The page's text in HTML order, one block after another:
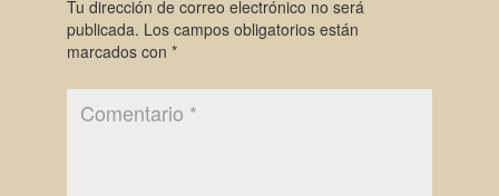
Tu dirección de correo electrónico no será
publicada. Los campos obligatorios están
marcados con *